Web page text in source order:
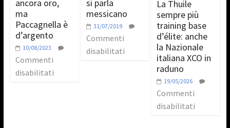
ancora oro,
ma
Paccagnella è
d’argento
10/08/2023
Commenti
disabilitati
si parla
messicano
31/07/2019
Commenti
disabilitati
La Thuile
sempre più
training base
d’élite: anche
la Nazionale
italiana XCO in
raduno
19/05/2026
Commenti
disabilitati